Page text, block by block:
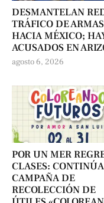
DESMANTELAN
TRÁFICO DE ARMAS
HACIA MÉXICO;
ACUSADOS EN
agosto 6, 2026
POR UN MER
CLASES:
CAMPAÑA DE
RECOLECCIÓN DE